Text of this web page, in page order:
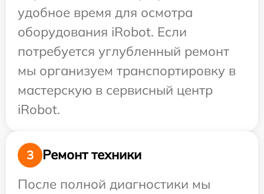
удобное время для осмотра
оборудования iRobot. Если
потребуется углубленный ремонт
мы организуем транспортировку в
мастерскую в сервисный центр
iRobot.
3
Ремонт техники
После полной диагностики мы